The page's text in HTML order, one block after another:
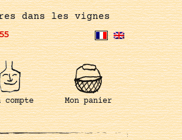
dans les vignes
compte Mon panier